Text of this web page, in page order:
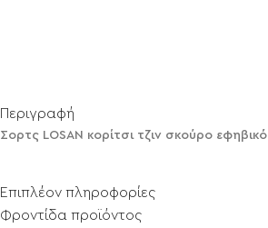
Περιγραφή
Σορτς LOSAN κορίτσι τζιν σκούρο εφηβικό
Επιπλέον πληροφορίες
Φροντίδα προϊόντος